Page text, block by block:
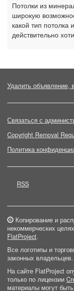
Потолки из
широкую
какой тип
действительно
Удалить объявление,
Связаться с
Copyright Removal
Политика
RSS
Копирование и
некоммерческих
FlatProject.
Все логотипы и
законных владельцев.
На сайте FlatProject
только по лицензии
материалы могут